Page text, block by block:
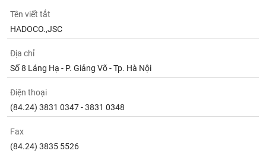
Tên viết tắt
HADOCO.,JSC
Địa chỉ
Số 8 Láng Hạ - P. Giảng Võ - Tp. Hà Nội
Điện thoại
(84.24) 3831 0347 - 3831 0348
Fax
(84.24) 3835 5526